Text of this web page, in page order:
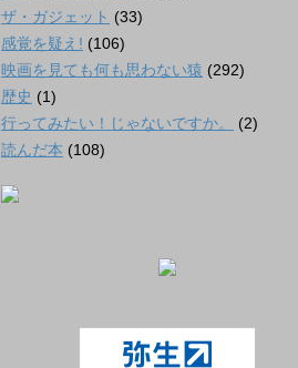
ザ・ガジェット (33)
感覚を疑え! (106)
映画を見ても何も思わない猿 (292)
歴史 (1)
行ってみたい！じゃないですか。
(2)
読んだ本 (108)